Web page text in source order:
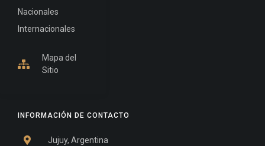
INFORMACIÓN DE CONTACTO
Jujuy, Argentina
Nacionales
Internacionales
Mapa del
Sitio